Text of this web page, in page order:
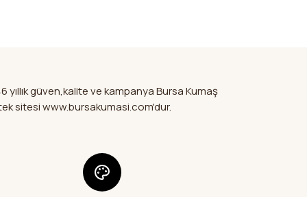
bulunuyor.
pahalı.
olmalı.
güven,kalite ve kampanya Bursa Kumaş
sitesi www.bursakumasi.com'dur.